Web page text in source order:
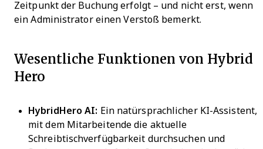
Zeitpunkt der Buchung erfolgt – und nicht erst, wenn
ein Administrator einen Verstoß bemerkt.
Wesentliche Funktionen von Hybrid
Hero
HybridHero AI: Ein natürsprachlicher KI-Assistent,
mit dem Mitarbeitende die aktuelle
Schreibtischverfügbarkeit durchsuchen und